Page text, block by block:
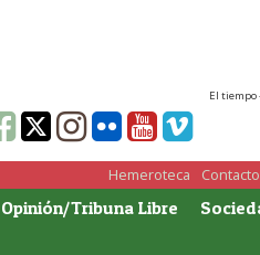
El
Contacto
Hemeroteca
Opinión/Tribuna Libre